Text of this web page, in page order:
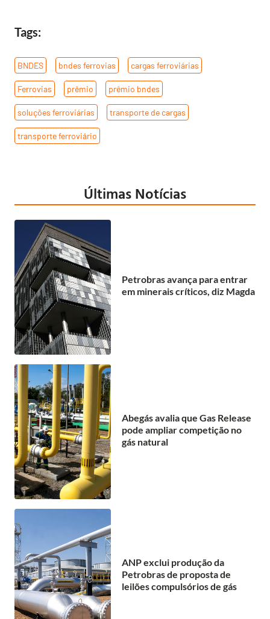
Tags:
BNDES bndes ferrovias cargas ferroviárias
Ferrovias prêmio prêmio bndes
soluções ferroviárias transporte de cargas
transporte ferroviário
Últimas Notícias
Petrobras avança para entrar
em minerais críticos, diz Magda
Abegás avalia que Gas Release
pode ampliar competição no
gás natural
ANP exclui produção da
Petrobras de proposta de
leilões compulsórios de gás